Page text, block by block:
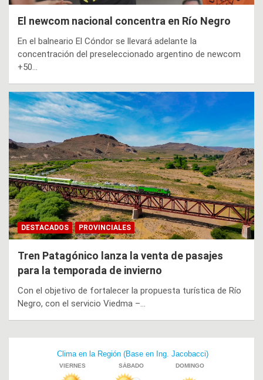
El newcom nacional concentra en Río Negro
En el balneario El Cóndor se llevará adelante la
concentración del preseleccionado argentino de newcom
+50…
DESTACADOS PROVINCIALES
Tren Patagónico lanza la venta de pasajes
para la temporada de invierno
Con el objetivo de fortalecer la propuesta turística de Río
Negro, con el servicio Viedma –…